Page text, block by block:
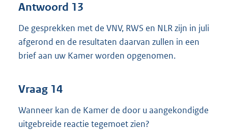
Antwoord 13
De gesprekken met de VNV, RWS en NLR zijn in juli
afgerond en de resultaten daarvan zullen in een
brief aan uw Kamer worden opgenomen.
Vraag 14
Wanneer kan de Kamer de door u aangekondigde
uitgebreide reactie tegemoet zien?